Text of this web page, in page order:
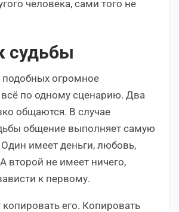
человека, сами того не
судьбы
подобных огромное
всё по одному сценарию. Два
общаются. В случае
общение выполняет самую
имеет деньги, любовь,
второй не имеет ничего,
к первому.
его. Копировать